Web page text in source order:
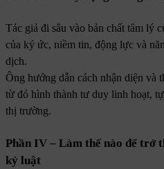
Tác giả đi sâu vào bản chất tâm lý
của ký ức, niềm tin, động lực và
dịch.
Ông hướng dẫn cách nhận diện và
từ đó hình thành tư duy linh hoạt,
thị trường.
Phần IV – Làm thế nào để trở
kỷ luật